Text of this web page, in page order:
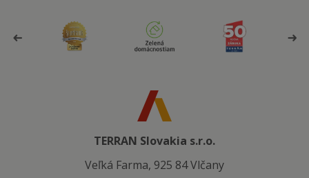
TERRAN Slovakia s.r.o.
Veľká Farma, 925 84 Vlčany